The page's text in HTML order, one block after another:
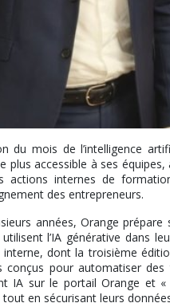
du mois de l’intelligence
plus accessible à ses
actions internes de
des entrepreneurs.
années, Orange prépare
l’IA générative dans
interne, dont la troisième
conçus pour automatiser des
IA sur le portail Orange et
tout en sécurisant leurs